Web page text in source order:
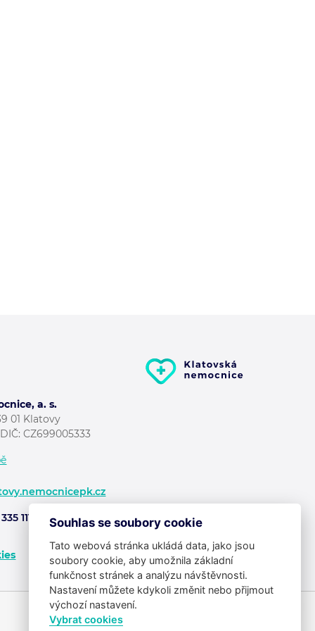
a. s.
01 Klatovy
CZ699005333
111 Souhlas se soubory cookie
Tato webová stránka ukládá data, jako jsou
soubory cookie, aby umožnila základní
funkčnost stránek a analýzu návštěvnosti.
Nastavení můžete kdykoli změnit nebo přijmout
výchozí nastavení.
Vybrat cookies
Potřebujete poradit?Zeptejte
se našeho asistenta
Chettyho.